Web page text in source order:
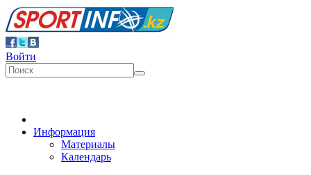
Войти
Информация
Материалы
Календарь